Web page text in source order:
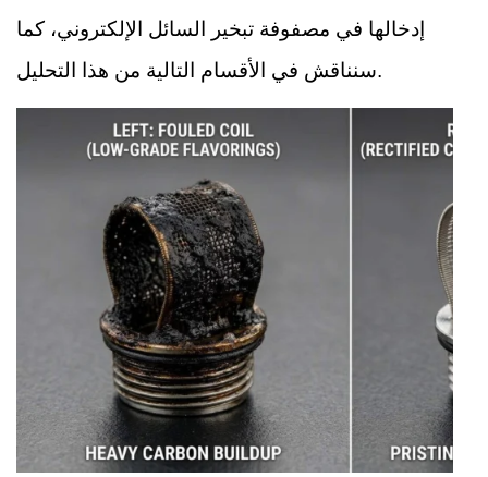
إدخالها في مصفوفة تبخير السائل الإلكتروني، كما
سنناقش في الأقسام التالية من هذا التحليل.